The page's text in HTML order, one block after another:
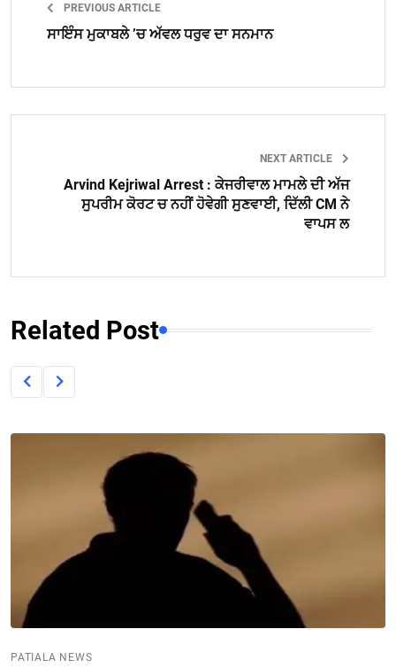
PREVIOUS ARTICLE
ਸਾਇੰਸ ਮੁਕਾਬਲੇ ’ਚ ਅੱਵਲ ਧਰੁਵ ਦਾ ਸਨਮਾਨ
NEXT ARTICLE
Arvind Kejriwal Arrest : ਕੇਜਰੀਵਾਲ ਮਾਮਲੇ ਦੀ ਅੱਜ
ਸੁਪਰੀਮ ਕੋਰਟ ਚ ਨਹੀਂ ਹੋਵੇਗੀ ਸੁਣਵਾਈ, ਦਿੱਲੀ CM ਨੇ
ਵਾਪਸ ਲ
Related Post
PATIALA NEWS